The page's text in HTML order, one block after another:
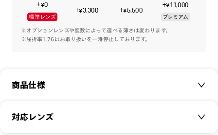
‐レンズ‐
ブルーライトカット率：40％
※EN規格 EN ISO12312-1:2022に基づく数値 屈折率
[可視光線透過率]
‐使用上の注意‐
+¥0
標準レンズ
+¥3,300 +¥5,500
+¥11,000
プレミアム
※オプションレンズや度数によって選べる薄さは変わります。
※屈折率1.76はお取り扱いを一時停止しております。
商品仕様
商品名：
対応レンズ